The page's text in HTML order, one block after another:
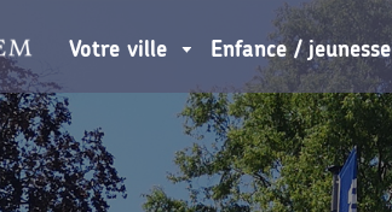
Votre ville Enfance / jeunesse